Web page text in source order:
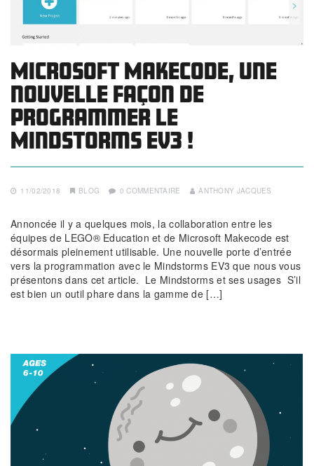
Microsoft Makecode, une
nouvelle façon de
programmer le
Mindstorms EV3 !
11/02/2018 BLOG 0 COMMENTAIRE ANTHONY JACQUES
Annoncée il y a quelques mois, la collaboration entre les
équipes de LEGO® Education et de Microsoft Makecode est
désormais pleinement utilisable. Une nouvelle porte d’entrée
vers la programmation avec le Mindstorms EV3 que nous vous
présentons dans cet article. Le Mindstorms et ses usages S’il
est bien un outil phare dans la gamme de […]